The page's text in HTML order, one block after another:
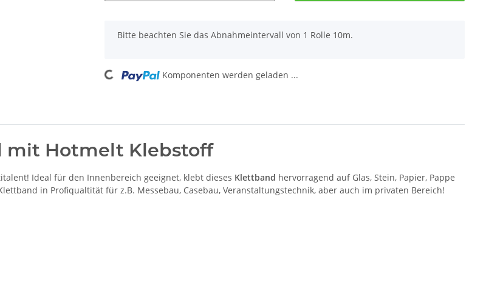
x
Bitte beachten Sie das Abnahmeintervall von 1 Rolle 10m.
Loading... Komponenten werden geladen ...
mit Hotmelt Klebstoff
Ideal für den Innenbereich geeignet, klebt dieses Klettband hervorragend auf Glas, Stein, Papier, Pappe
in Profiqualtität für z.B. Messebau, Casebau, Veranstaltungstechnik, aber auch im privaten Bereich!